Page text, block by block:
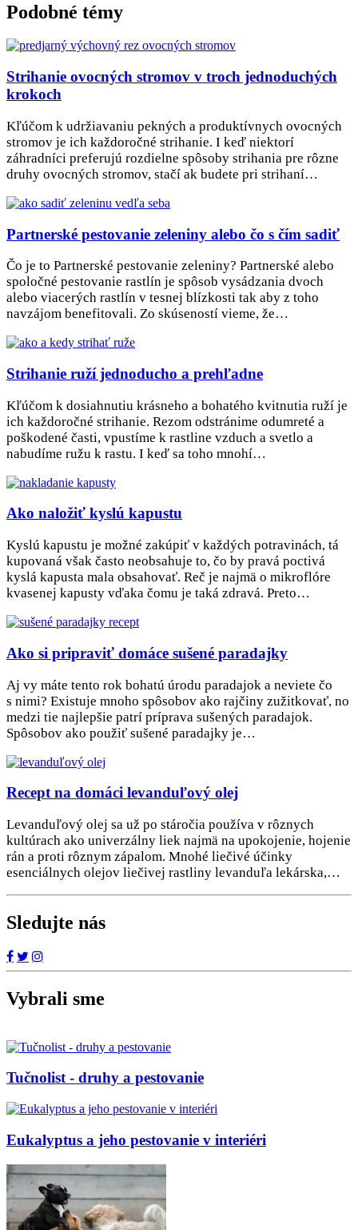
Podobné témy
Strihanie ovocných stromov v troch jednoduchých
krokoch
Kľúčom k udržiavaniu pekných a produktívnych ovocných
stromov je ich každoročné strihanie. I keď niektorí
záhradníci preferujú rozdielne spôsoby strihania pre rôzne
druhy ovocných stromov, stačí ak budete pri strihaní…
Partnerské pestovanie zeleniny alebo čo s čím sadiť
Čo je to Partnerské pestovanie zeleniny? Partnerské alebo
spoločné pestovanie rastlín je spôsob vysádzania dvoch
alebo viacerých rastlín v tesnej blízkosti tak aby z toho
navzájom benefitovali. Zo skúseností vieme, že…
Strihanie ruží jednoducho a prehľadne
Kľúčom k dosiahnutiu krásneho a bohatého kvitnutia ruží je
ich každoročné strihanie. Rezom odstránime odumreté a
poškodené časti, vpustíme k rastline vzduch a svetlo a
nabudíme ružu k rastu. I keď sa toho mnohí…
Ako naložiť kyslú kapustu
Kyslú kapustu je možné zakúpiť v každých potravinách, tá
kupovaná však často neobsahuje to, čo by pravá poctivá
kyslá kapusta mala obsahovať. Reč je najmä o mikroflóre
kvasenej kapusty vďaka čomu je taká zdravá. Preto…
Ako si pripraviť domáce sušené paradajky
Aj vy máte tento rok bohatú úrodu paradajok a neviete čo
s nimi? Existuje mnoho spôsobov ako rajčiny zužitkovať, no
medzi tie najlepšie patrí príprava sušených paradajok.
Spôsobov ako použiť sušené paradajky je…
Recept na domáci levanduľový olej
Levanduľový olej sa už po stáročia používa v rôznych
kultúrach ako univerzálny liek najmä na upokojenie, hojenie
rán a proti rôznym zápalom. Mnohé liečivé účinky
esenciálnych olejov liečivej rastliny levanduľa lekárska,…
Sledujte nás
Vybrali sme
Tučnolist - druhy a pestovanie
Eukalyptus a jeho pestovanie v interiéri